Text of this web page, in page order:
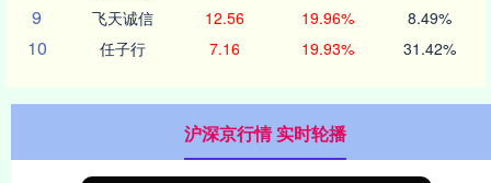
9 飞天诚信 12.56 19.96% 8.49%
10 任子行 7.16 19.93% 31.42%
沪深京行情 实时轮播